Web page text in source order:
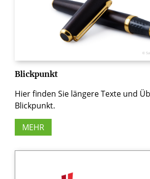
©
Blickpunkt
Hier finden Sie längere Texte und
Blickpunkt.
MEHR